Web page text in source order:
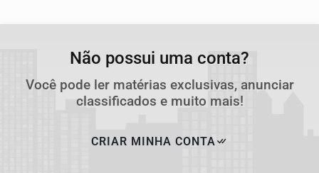
Não possui uma conta?
Você pode ler matérias exclusivas, anunciar
classificados e muito mais!
CRIAR MINHA CONTA